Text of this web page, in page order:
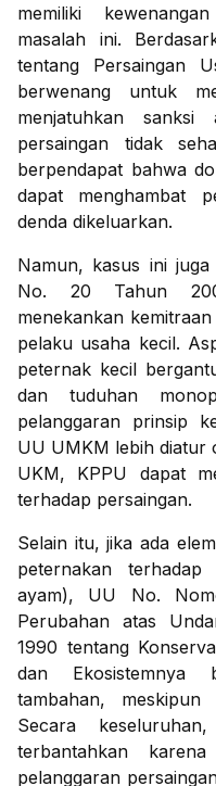
memiliki
masalah ini.
tentang Persaingan
berwenang untuk
menjatuhkan
persaingan tidak
berpendapat bahwa
dapat menghambat
denda dikeluarkan.
Namun, kasus ini
No. 20 Tahun
menekankan
pelaku usaha kecil.
peternak kecil
dan tuduhan
pelanggaran prinsip
UU UMKM lebih diatur
UKM, KPPU dapat
terhadap persaingan.
Selain itu, jika ada
peternakan terhadap
ayam), UU No.
Perubahan atas
1990 tentang
dan Ekosistemnya
tambahan,
Secara
terbantahkan
pelanggaran